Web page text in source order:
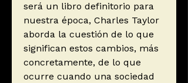
será un libro definitorio para
nuestra época, Charles Taylor
aborda la cuestión de lo que
significan estos cambios, más
concretamente, de lo que
ocurre cuando una sociedad